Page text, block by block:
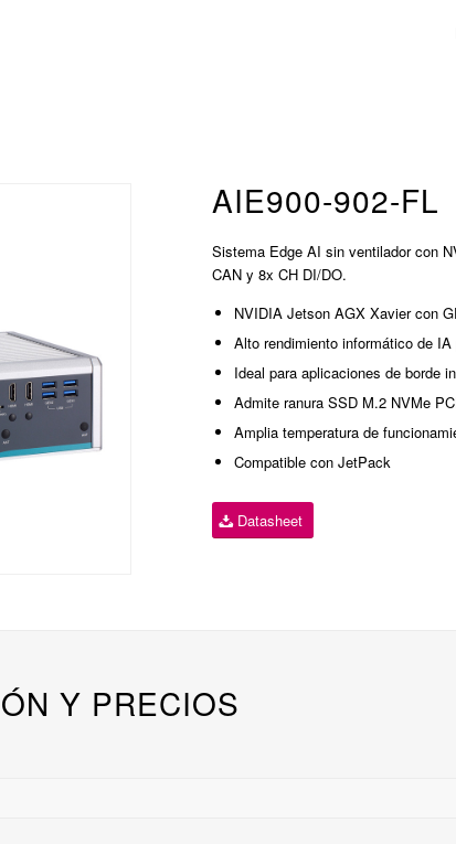
AIE900-902-FL
Sistema Edge AI sin ventilador con
CAN y 8x CH DI/DO.
NVIDIA Jetson AGX Xavier con
Alto rendimiento informático de
Ideal para aplicaciones de borde
Admite ranura SSD M.2 NVMe
Amplia temperatura de
Compatible con JetPack
Datasheet
Y PRECIOS